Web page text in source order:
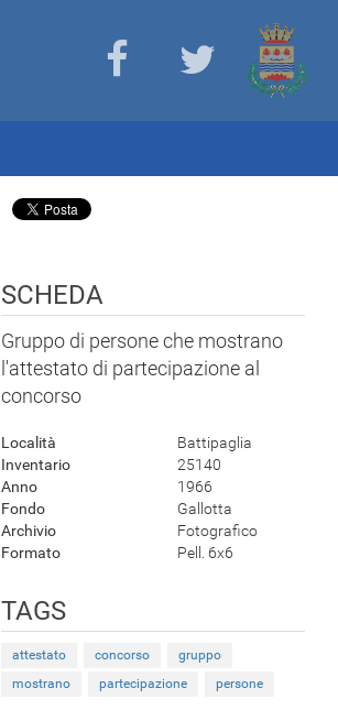
SCHEDA
Gruppo di persone che mostrano
l'attestato di partecipazione al
concorso
Località
Battipaglia
Inventario
25140
Anno
1966
Fondo
Gallotta
Archivio
Fotografico
Formato
Pell. 6x6
TAGS
attestato concorso
gruppo
mostrano
partecipazione persone